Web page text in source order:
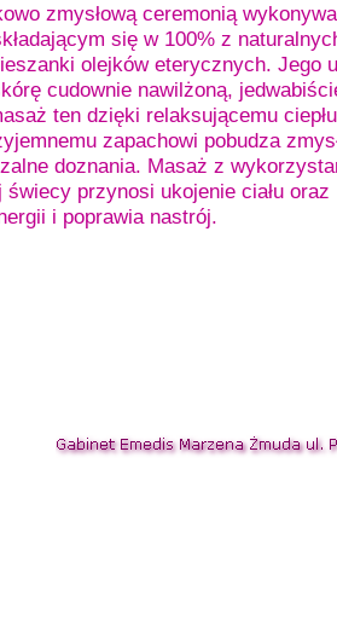
zmysłową ceremonią
się w 100% z
olejków eterycznych. Jego
cudownie nawilżoną,
ten dzięki relaksującemu
zapachowi pobudza
doznania. Masaż z
świecy przynosi ukojenie ciału
i poprawia nastrój.